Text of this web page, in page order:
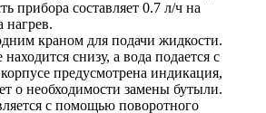
прибора составляет 0.7 л/ч на
нагрев.
краном для подачи жидкости.
снизу, а вода подается с
предусмотрена индикация,
о необходимости замены бутыли.
с помощью поворотного